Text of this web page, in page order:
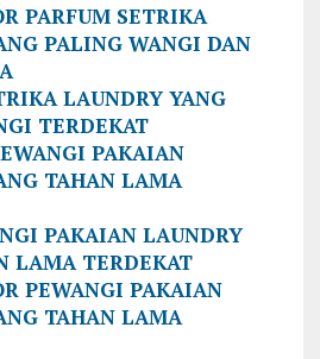
PARFUM SETRIKA
PALING WANGI DAN
LAUNDRY YANG
TERDEKAT
PAKAIAN
TAHAN LAMA
PAKAIAN LAUNDRY
LAMA TERDEKAT
PEWANGI PAKAIAN
TAHAN LAMA